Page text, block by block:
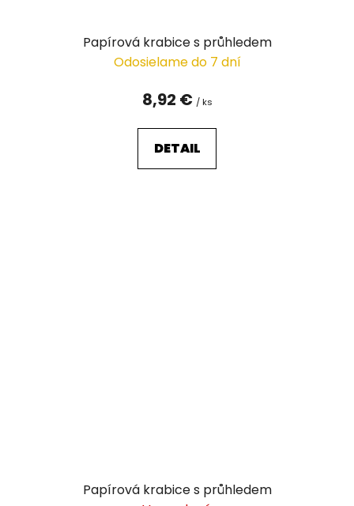
Papírová krabice s průhledem
Odosielame do 7 dní
8,92 € / ks
DETAIL
Papírová krabice s průhledem